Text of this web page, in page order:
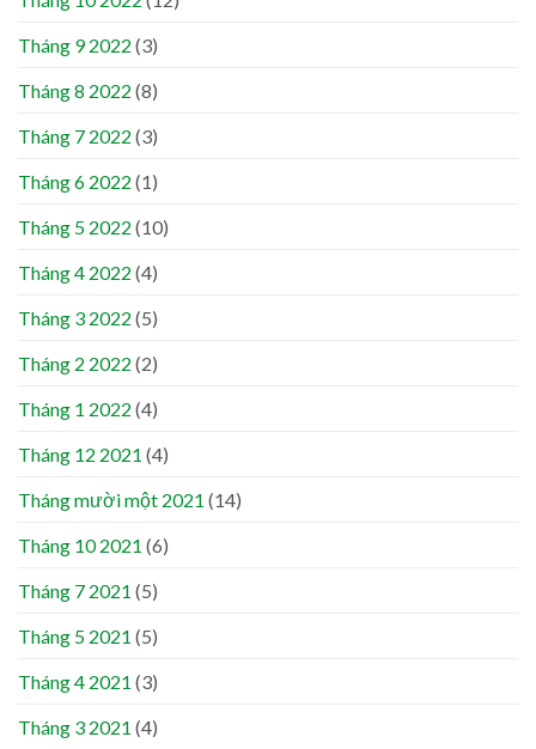
Tháng 9 2022 (3)
Tháng 8 2022 (8)
Tháng 7 2022 (3)
Tháng 6 2022 (1)
Tháng 5 2022 (10)
Tháng 4 2022 (4)
Tháng 3 2022 (5)
Tháng 2 2022 (2)
Tháng 1 2022 (4)
Tháng 12 2021 (4)
Tháng mười một 2021 (14)
Tháng 10 2021 (6)
Tháng 7 2021 (5)
Tháng 5 2021 (5)
Tháng 4 2021 (3)
Tháng 3 2021 (4)